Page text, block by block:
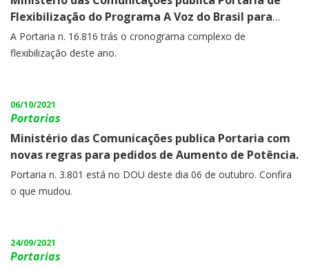
Flexibilização do Programa A Voz do Brasil para
2025.
A Portaria n. 16.816 trás o cronograma complexo de
flexibilização deste ano.
06/10/2021
Portarias
Ministério das Comunicações publica Portaria com
novas regras para pedidos de Aumento de Potência.
Portaria n. 3.801 está no DOU deste dia 06 de outubro. Confira
o que mudou.
24/09/2021
Portarias